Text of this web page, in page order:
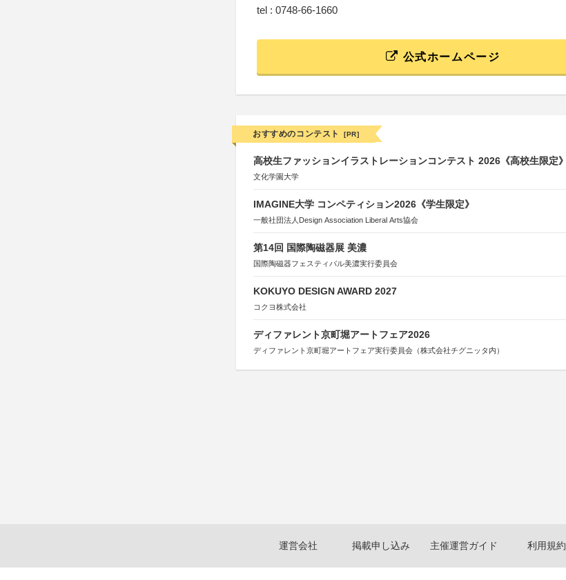
tel : 0748-66-1660
公式ホームページ
おすすめのコンテスト [PR]
高校生ファッションイラストレーションコンテスト 2026《高校生限定》
文化学園大学
IMAGINE大学 コンペティション2026《学生限定》
一般社団法人Design Association Liberal Arts協会
第14回 国際陶磁器展 美濃
国際陶磁器フェスティバル美濃実行委員会
KOKUYO DESIGN AWARD 2027
コクヨ株式会社
ディファレント京町堀アートフェア2026
ディファレント京町堀アートフェア実行委員会（株式会社チグニッタ内）
運営会社 掲載申し込み 主催運営ガイド 利用規約